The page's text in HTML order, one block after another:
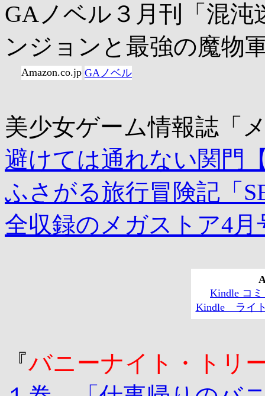
GAノベル３月刊「混
ンジョンと最強の魔物
Amazon.co.jp GAノベル
美少女ゲーム情報誌「
避けては通れない関門
ふさがる旅行冒険記「
全収録のメガストア4月
Kindle コ
Kindle ライ
『バニーナイト・トリ